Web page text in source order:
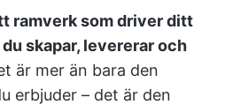
ramverk som driver ditt
skapar, levererar och
är mer än bara den
erbjuder – det är den